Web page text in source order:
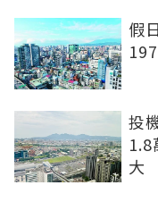
假
投
1.8
大